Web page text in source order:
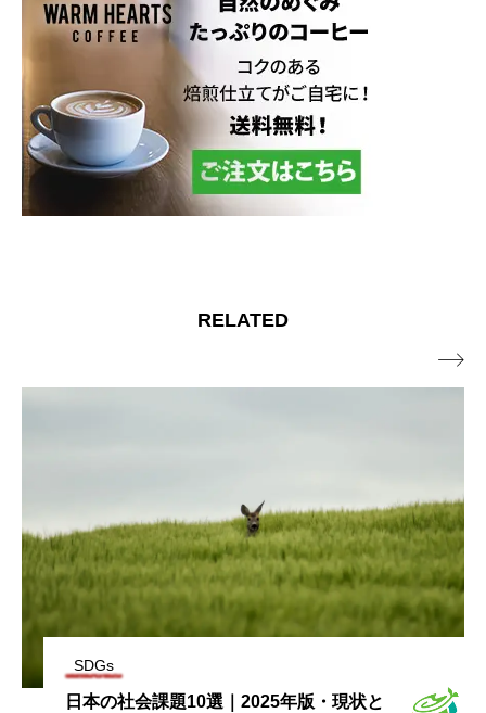
RELATED
SDGs
日本の社会課題10選｜2025年版・現状と
